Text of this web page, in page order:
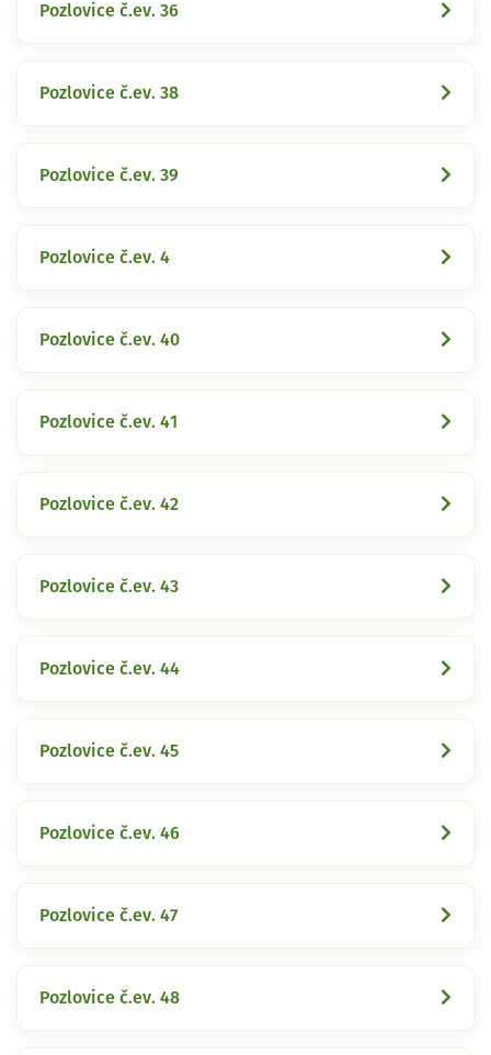
Pozlovice č.ev. 36
Pozlovice č.ev. 38
Pozlovice č.ev. 39
Pozlovice č.ev. 4
Pozlovice č.ev. 40
Pozlovice č.ev. 41
Pozlovice č.ev. 42
Pozlovice č.ev. 43
Pozlovice č.ev. 44
Pozlovice č.ev. 45
Pozlovice č.ev. 46
Pozlovice č.ev. 47
Pozlovice č.ev. 48